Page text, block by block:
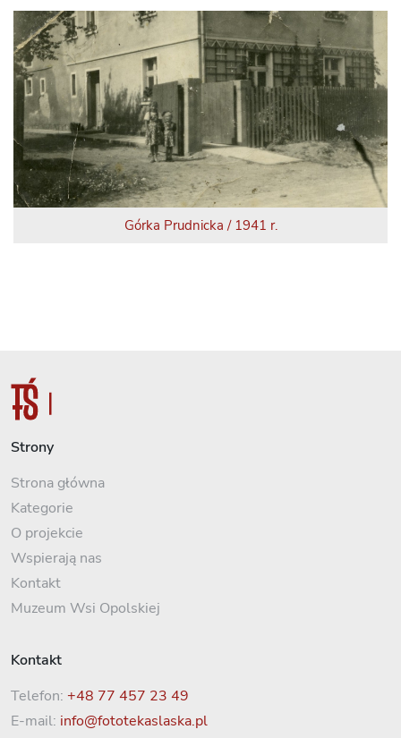
Górka Prudnicka / 1941 r.
Strony
Strona główna
Kategorie
O projekcie
Wspierają nas
Kontakt
Muzeum Wsi Opolskiej
Kontakt
Telefon: +48 77 457 23 49
E-mail: info@fototekaslaska.pl